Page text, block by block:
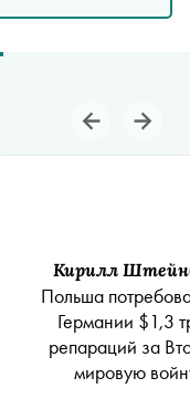
Кирилл
Польша
Германии $1,3
репараций за
мировую